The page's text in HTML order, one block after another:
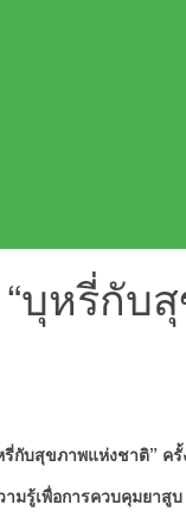
บุหรี่กับ
กับสุขภาพแห่งชาติ” ครั้
มรู้เพื่อการควบคุมยาสูบ